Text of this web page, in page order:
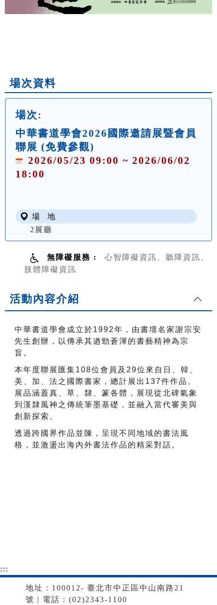
場次資料
場次:
中華書道學會2026國際邀請展暨會員
聯展 (免費參觀)
2026/05/23 09:00 ~ 2026/06/02
18:00
場 地
2展廳
無障礙服務 :
心智障礙資訊、聽障資訊、
肢體障礙資訊
活動內容介紹
中華書道學會成立於1992年，由書壇名家謝宗安
先生創辦，以傳承其遒勁蒼渾的書藝精神為宗
旨。
本年度聯展匯集108位會員及 29位來自日、韓、
美、加、法之國際書家，總計展出 137件作品。
展品涵蓋真、草、隸、篆各體，展現從北碑氣象
到漢隸風神之傳統筆墨基礎，並融入當代審美與
創新探索。
透過跨國界作品並陳，呈現不同地域的書法風
格，並激盪出海內外書法作品的精采對話。
:::
地址：100012- 臺北市中正區中山南路21
號 | 電話：(02)2343-1100